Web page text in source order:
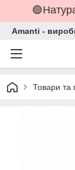
Amanti -
Товари та